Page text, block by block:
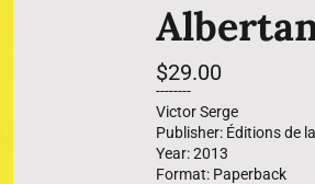
Regular
price
$29.00
--------
Victor Serge
Publisher: Éditions de
Year: 2013
Format: Paperback